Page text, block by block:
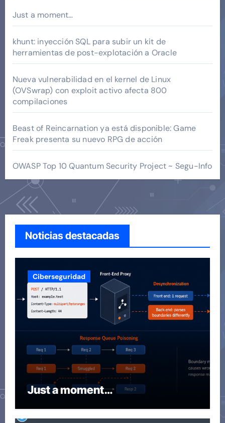
Just a moment…
khunt: inyección SQL para subir un kit de
herramientas de post-explotación a Oracle
Nueva vulnerabilidad en el kernel de Linux
(OVSwrap) con exploit activo afecta 800
compilaciones
Beast of Reincarnation ya está disponible: Game
Freak presenta su nuevo RPG de acción
OWASP Top 10 Quantum Security Project ~ Segu-Info
Noticias destacadas
Ciberseguridad
Just a moment…